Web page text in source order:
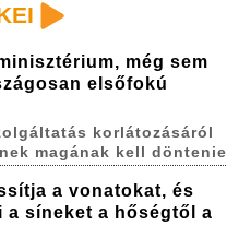
még sem
elsőfokú
korlátozásáról
magának kell döntenie
a vonatokat, és
a síneket a hőségtől a